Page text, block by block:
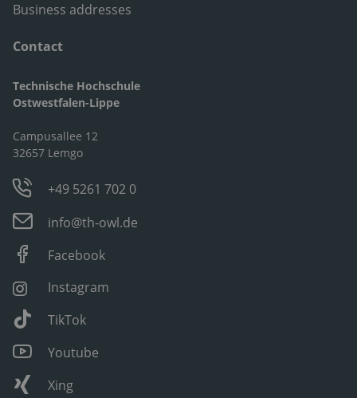
Business addresses
Contact
Technische Hochschule
Ostwestfalen-Lippe
Campusallee 12
32657 Lemgo
+49 5261 702 0
info@th-owl.de
Facebook
Instagram
TikTok
Youtube
Xing